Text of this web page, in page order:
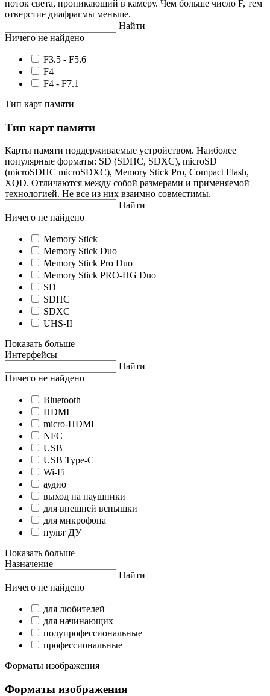
поток света, проникающий в камеру. Чем больше число F, тем
отверстие диафрагмы меньше.
Найти
Ничего не найдено
F3.5 - F5.6
F4
F4 - F7.1
Тип карт памяти
Тип карт памяти
Карты памяти поддерживаемые устройством. Наиболее
популярные форматы: SD (SDHC, SDXC), microSD
(microSDHC microSDXC), Memory Stick Pro, Compact Flash,
XQD. Отличаются между собой размерами и применяемой
технологией. Не все из них взаимно совместимы.
Найти
Ничего не найдено
Memory Stick
Memory Stick Duo
Memory Stick Pro Duo
Memory Stick PRO-HG Duo
SD
SDHC
SDXC
UHS-II
Показать больше
Интерфейсы
Найти
Ничего не найдено
Bluetooth
HDMI
micro-HDMI
NFC
USB
USB Type-C
Wi-Fi
аудио
выход на наушники
для внешней вспышки
для микрофона
пульт ДУ
Показать больше
Назначение
Найти
Ничего не найдено
для любителей
для начинающих
полупрофессиональные
профессиональные
Форматы изображения
Форматы изображения